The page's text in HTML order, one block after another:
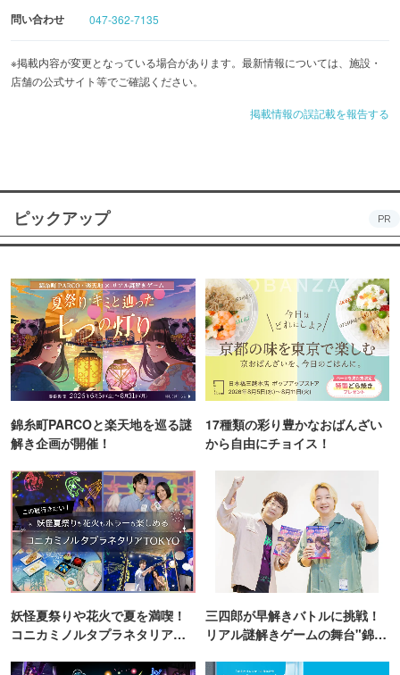
問い合わせ 047-362-7135
※掲載内容が変更となっている場合があります。最新情報については、施設・
店舗の公式サイト等でご確認ください。
掲載情報の誤記載を報告する
ピックアップ PR
錦糸町PARCOと楽天地を巡る謎
解き企画が開催！
17種類の彩り豊かなおばんざい
から自由にチョイス！
妖怪夏祭りや花火で夏を満喫！
コニカミノルタプラネタリア
三四郎が早解きバトルに挑戦！
リアル謎解きゲームの舞台"錦糸